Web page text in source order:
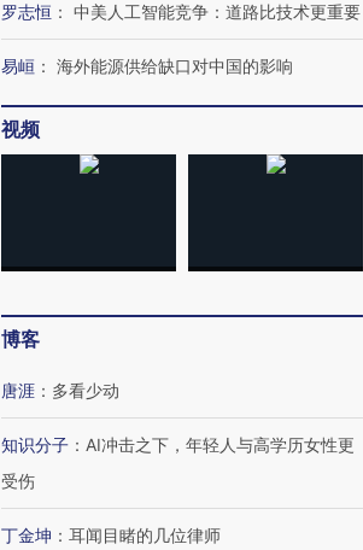
罗志恒 ： 中美人工智能竞争：道路比技术更重要
易峘 ： 海外能源供给缺口对中国的影响
视频
博客
唐涯 ： 多看少动
知识分子 ： AI冲击之下，年轻人与高学历女性更
受伤
丁金坤 ： 耳闻目睹的几位律师